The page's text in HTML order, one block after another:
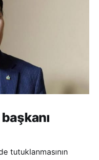
tutuklanmasının